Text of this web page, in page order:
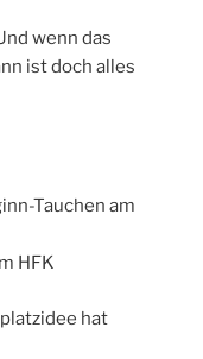
wenn das
ist doch alles
Tauchen am
HFK
hat